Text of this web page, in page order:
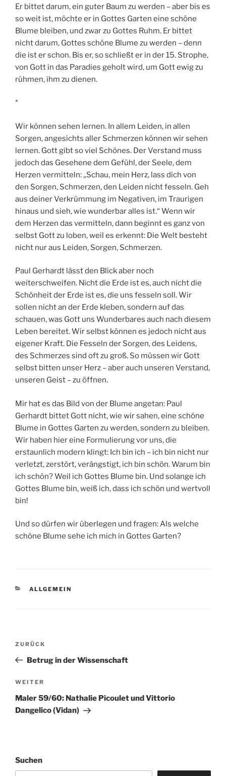
Er bittet darum, ein guter Baum zu werden – aber bis es
so weit ist, möchte er in Gottes Garten eine schöne
Blume bleiben, und zwar zu Gottes Ruhm. Er bittet
nicht darum, Gottes schöne Blume zu werden – denn
die ist er schon. Bis er, so schließt er in der 15. Strophe,
von Gott in das Paradies geholt wird, um Gott ewig zu
rühmen, ihm zu dienen.
*
Wir können sehen lernen. In allem Leiden, in allen
Sorgen, angesichts aller Schmerzen können wir sehen
lernen. Gott gibt so viel Schönes. Der Verstand muss
jedoch das Gesehene dem Gefühl, der Seele, dem
Herzen vermitteln: „Schau, mein Herz, lass dich von
den Sorgen, Schmerzen, den Leiden nicht fesseln. Geh
aus deiner Verkrümmung im Negativen, im Traurigen
hinaus und sieh, wie wunderbar alles ist.“ Wenn wir
dem Herzen das vermitteln, dann beginnt es ganz von
selbst Gott zu loben, weil es erkennt: Die Welt besteht
nicht nur aus Leiden, Sorgen, Schmerzen.
Paul Gerhardt lässt den Blick aber noch
weiterschweifen. Nicht die Erde ist es, auch nicht die
Schönheit der Erde ist es, die uns fesseln soll. Wir
sollen nicht an der Erde kleben, sondern auf das
schauen, was Gott uns Wunderbares auch nach diesem
Leben bereitet. Wir selbst können es jedoch nicht aus
eigener Kraft. Die Fesseln der Sorgen, des Leidens,
des Schmerzes sind oft zu groß. So müssen wir Gott
selbst bitten unser Herz – aber auch unseren Verstand,
unseren Geist – zu öffnen.
Mir hat es das Bild von der Blume angetan: Paul
Gerhardt bittet Gott nicht, wie wir sahen, eine schöne
Blume in Gottes Garten zu werden, sondern zu bleiben.
Wir haben hier eine Formulierung vor uns, die
erstaunlich modern klingt: Ich bin ich – ich bin nicht nur
verletzt, zerstört, verängstigt, ich bin schön. Warum bin
ich schön? Weil ich Gottes Blume bin. Und solange ich
Gottes Blume bin, weiß ich, dass ich schön und wertvoll
bin!
Und so dürfen wir überlegen und fragen: Als welche
schöne Blume sehe ich mich in Gottes Garten?
KATEGORIEN
ALLGEMEIN
Beitragsnavigation
Vorheriger
Beitrag
ZURÜCK
Betrug in der Wissenschaft
Nächster
Beitrag
WEITER
Maler 59/60: Nathalie Picoulet und Vittorio
Dangelico (Vidan)
Suchen